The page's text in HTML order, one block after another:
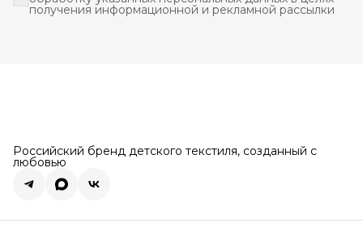
получения информационной и рекламной рассылки
Российский бренд детского текстиля, созданный с
любовью